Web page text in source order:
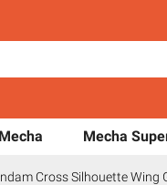
Mecha
Cross Silhouette Wing